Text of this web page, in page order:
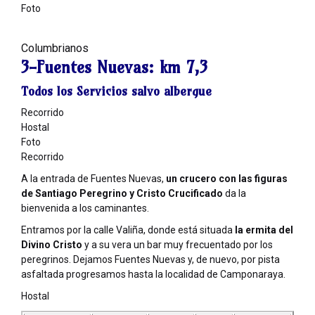
Foto
Columbrianos
3-Fuentes Nuevas: km 7,3
Todos los Servicios salvo albergue
Recorrido
Hostal
Foto
Recorrido
A la entrada de Fuentes Nuevas, un crucero con las figuras
de Santiago Peregrino y Cristo Crucificado da la
bienvenida a los caminantes.
Entramos por la calle Valiña, donde está situada la ermita del
Divino Cristo y a su vera un bar muy frecuentado por los
peregrinos. Dejamos Fuentes Nuevas y, de nuevo, por pista
asfaltada progresamos hasta la localidad de Camponaraya.
Hostal